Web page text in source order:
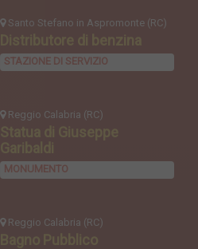
Santo Stefano in Aspromonte (RC)
Distributore di benzina
STAZIONE DI SERVIZIO
Reggio Calabria (RC)
Statua di Giuseppe
Garibaldi
MONUMENTO
Reggio Calabria (RC)
Bagno Pubblico